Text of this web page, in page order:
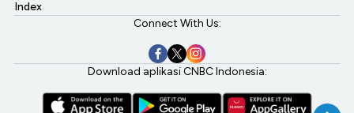
Index
Connect With Us:
Download aplikasi CNBC Indonesia: